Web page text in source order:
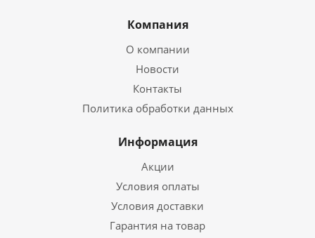
Компания
О компании
Новости
Контакты
Политика обработки данных
Информация
Акции
Условия оплаты
Условия доставки
Гарантия на товар